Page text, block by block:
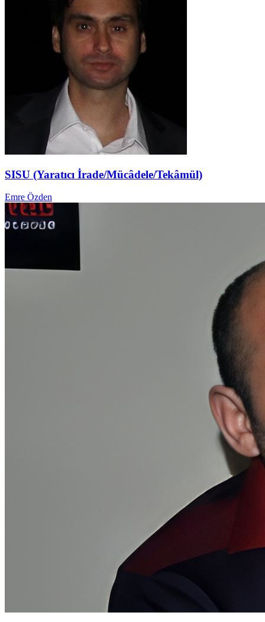
SISU (Yaratıcı İrade/Mücâdele/Tekâmül)
Emre Özden